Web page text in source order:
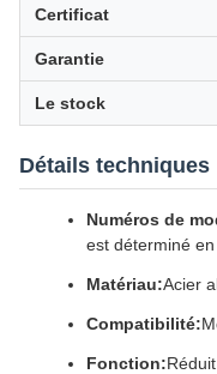
Certificat
Garantie
Le stock
Détails techniques
Numéros de
est déterminé
Matériau:Acier
Compatibilité:
Fonction: